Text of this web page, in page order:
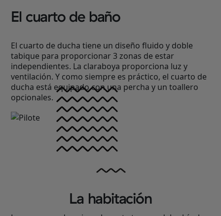
El cuarto de baño
El cuarto de ducha tiene un diseño fluido y doble
tabique para proporcionar 3 zonas de estar
independientes. La claraboya proporciona luz y
ventilación. Y como siempre es práctico, el cuarto de
ducha está equipado con una percha y un toallero
opcionales.
La habitación